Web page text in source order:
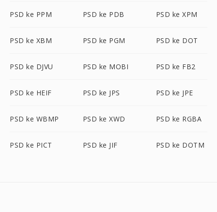
PSD ke PPM PSD ke PDB PSD ke XPM
PSD ke XBM PSD ke PGM PSD ke DOT
PSD ke DJVU PSD ke MOBI PSD ke FB2
PSD ke HEIF PSD ke JPS PSD ke JPE
PSD ke WBMP PSD ke XWD PSD ke RGBA
PSD ke PICT PSD ke JIF PSD ke DOTM